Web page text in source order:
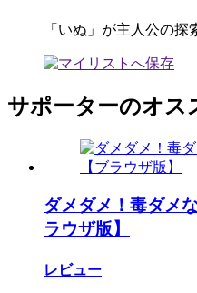
「いぬ」が主人公の
サポーターのオス
ダメダメ！毒ダメ
ラウザ版】
レビュー